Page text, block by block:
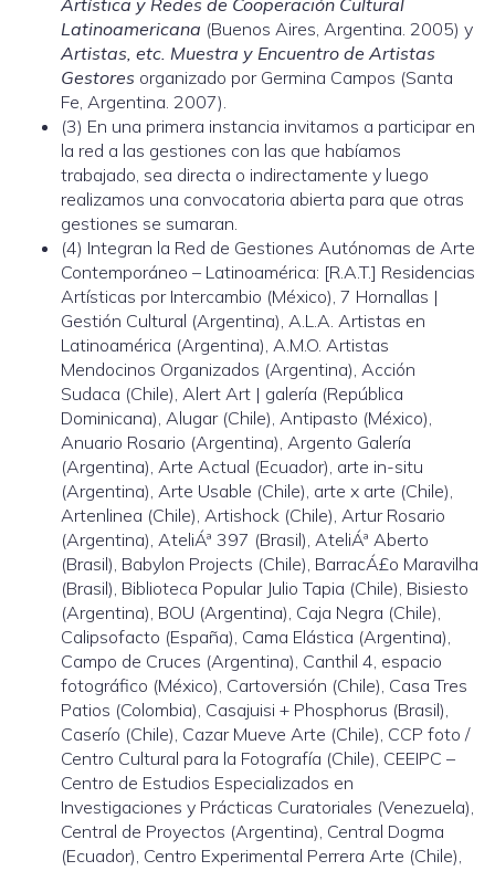
Artística y Redes de Cooperación Cultural
Latinoamericana (Buenos Aires, Argentina. 2005) y
Artistas, etc. Muestra y Encuentro de Artistas
Gestores organizado por Germina Campos (Santa
Fe, Argentina. 2007).
(3) En una primera instancia invitamos a participar en
la red a las gestiones con las que habíamos
trabajado, sea directa o indirectamente y luego
realizamos una convocatoria abierta para que otras
gestiones se sumaran.
(4) Integran la Red de Gestiones Autónomas de Arte
Contemporáneo – Latinoamérica: [R.A.T.] Residencias
Artísticas por Intercambio (México), 7 Hornallas |
Gestión Cultural (Argentina), A.L.A. Artistas en
Latinoamérica (Argentina), A.M.O. Artistas
Mendocinos Organizados (Argentina), Acción
Sudaca (Chile), Alert Art | galería (República
Dominicana), Alugar (Chile), Antipasto (México),
Anuario Rosario (Argentina), Argento Galería
(Argentina), Arte Actual (Ecuador), arte in-situ
(Argentina), Arte Usable (Chile), arte x arte (Chile),
Artenlinea (Chile), Artishock (Chile), Artur Rosario
(Argentina), AteliÁª 397 (Brasil), AteliÁª Aberto
(Brasil), Babylon Projects (Chile), BarracÁ£o Maravilha
(Brasil), Biblioteca Popular Julio Tapia (Chile), Bisiesto
(Argentina), BOU (Argentina), Caja Negra (Chile),
Calipsofacto (España), Cama Elástica (Argentina),
Campo de Cruces (Argentina), Canthil 4, espacio
fotográfico (México), Cartoversión (Chile), Casa Tres
Patios (Colombia), Casajuisi + Phosphorus (Brasil),
Caserío (Chile), Cazar Mueve Arte (Chile), CCP foto /
Centro Cultural para la Fotografía (Chile), CEEIPC –
Centro de Estudios Especializados en
Investigaciones y Prácticas Curatoriales (Venezuela),
Central de Proyectos (Argentina), Central Dogma
(Ecuador), Centro Experimental Perrera Arte (Chile),